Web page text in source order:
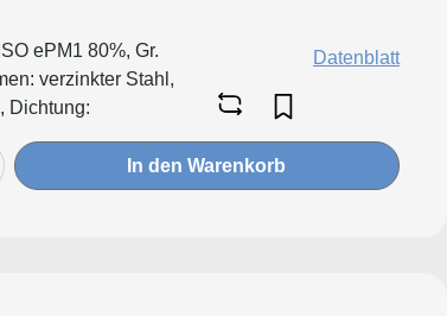
ePM1 80%, Gr.
verzinkter Stahl,
Dichtung:
&
Datenblatt
In den Warenkorb